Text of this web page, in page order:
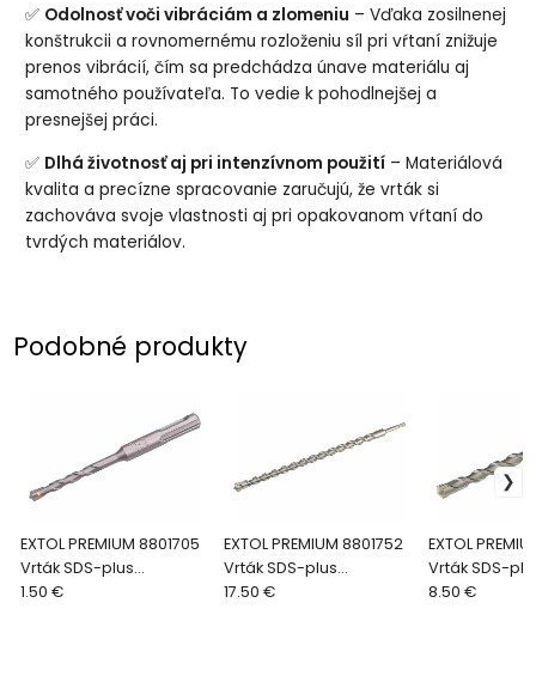
✅ Odolnosť voči vibráciám a zlomeniu – Vďaka zosilnenej
konštrukcii a rovnomernému rozloženiu síl pri vŕtaní znižuje
prenos vibrácií, čím sa predchádza únave materiálu aj
samotného používateľa. To vedie k pohodlnejšej a
presnejšej práci.
✅ Dlhá životnosť aj pri intenzívnom použití – Materiálová
kvalita a precízne spracovanie zaručujú, že vrták si
zachováva svoje vlastnosti aj pri opakovanom vŕtaní do
tvrdých materiálov.
Podobné produkty
EXTOL PREMIUM 8801705
Vrták SDS-plus
štvorbritý, Ø6x110mm
1.50 €
EXTOL PREMIUM 8801752
Vrták SDS-plus
štvorbritý, Ø26x600mm
17.50 €
EXTOL
Vrták SDS-
štvorbritý,
8.50 €